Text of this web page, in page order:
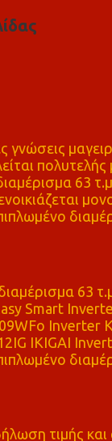
γνώσεις
πολυτελής
63 τ.μ
63
Smart
Inverter
IKIGAI
τιμής